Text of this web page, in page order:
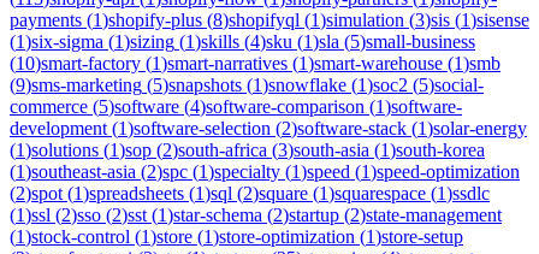
payments (1)shopify-plus (8)shopifyql (1)simulation (3)sis (1)sisense
(1)six-sigma (1)sizing (1)skills (4)sku (1)sla (5)small-business
(10)smart-factory (1)smart-narratives (1)smart-warehouse (1)smb
(9)sms-marketing (5)snapshots (1)snowflake (1)soc2 (5)social-
commerce (5)software (4)software-comparison (1)software-
development (1)software-selection (2)software-stack (1)solar-energy
(1)solutions (1)sop (2)south-africa (3)south-asia (1)south-korea
(1)southeast-asia (2)spc (1)specialty (1)speed (1)speed-optimization
(2)spot (1)spreadsheets (1)sql (2)square (1)squarespace (1)ssdlc
(1)ssl (2)sso (2)sst (1)star-schema (2)startup (2)state-management
(1)stock-control (1)store (1)store-optimization (1)store-setup